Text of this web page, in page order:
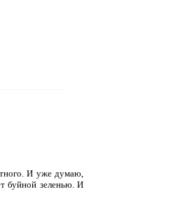
И уже думаю,
буйной зеленью. И